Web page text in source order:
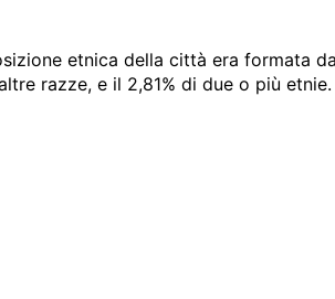
etnica della città era formata
razze, e il 2,81% di due o più